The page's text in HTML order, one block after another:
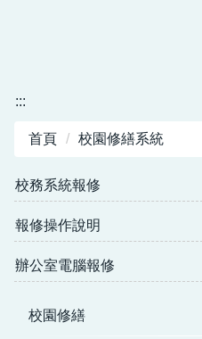
:::
首頁 校園修繕系統
校務系統報修
報修操作說明
辦公室電腦報修
校園修繕